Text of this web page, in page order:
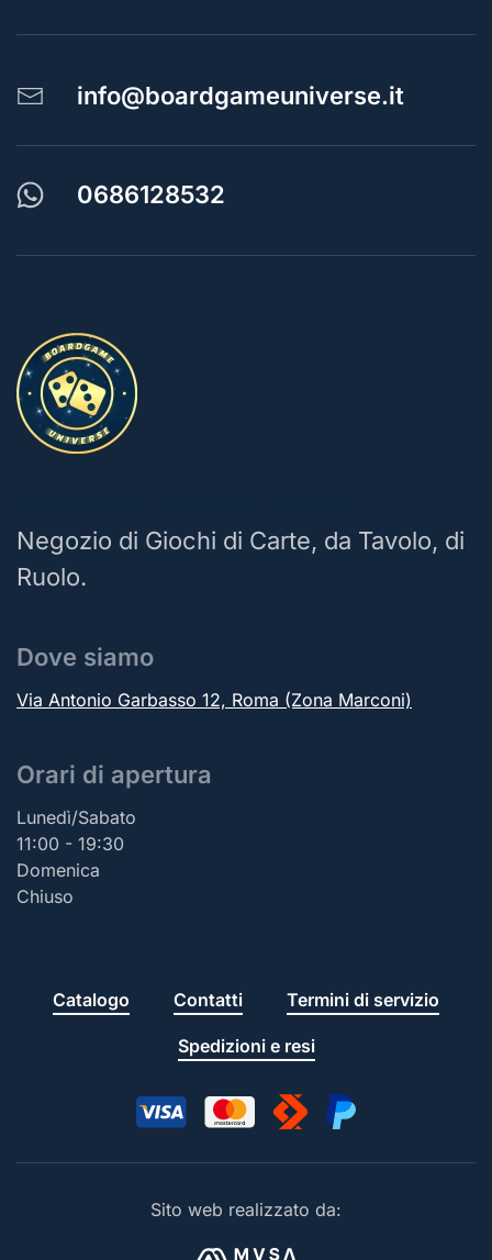
info@boardgameuniverse.it
0686128532
Negozio di Giochi di Carte, da Tavolo, di
Ruolo.
Dove siamo
Via Antonio Garbasso 12, Roma (Zona Marconi)
Orari di apertura
Lunedì/Sabato
11:00 - 19:30
Domenica
Chiuso
Catalogo Contatti Termini di servizio
Spedizioni e resi
Sito web realizzato da: